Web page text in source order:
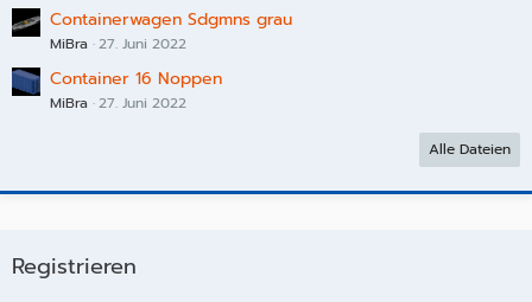
Containerwagen Sdgmns grau
MiBra 27. Juni 2022
Container 16 Noppen
MiBra 27. Juni 2022
Alle Dateien
Registrieren